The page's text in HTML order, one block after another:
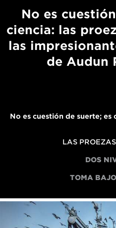
No es
ciencia: las
las
de Audun
LAS
DOS
TOMA